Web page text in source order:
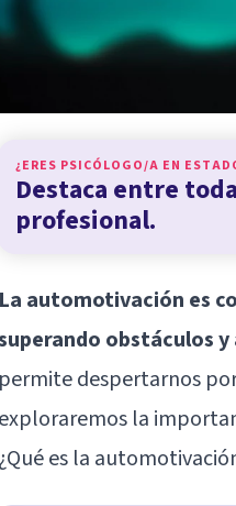
¿ERES PSICÓLOGO/A EN
Destaca entre
profesional.
La automotivación es
obstáculos
permite despertarnos
exploraremos la
¿Qué es la